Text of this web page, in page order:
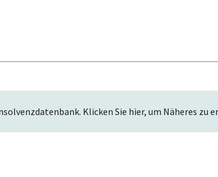
Klicken Sie hier, um Näheres zu